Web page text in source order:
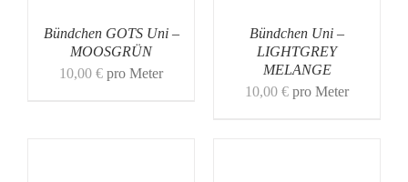
Bündchen GOTS Uni –
MOOSGRÜN
10,00 € pro Meter
Bündchen Uni –
LIGHTGREY
MELANGE
10,00 € pro Meter